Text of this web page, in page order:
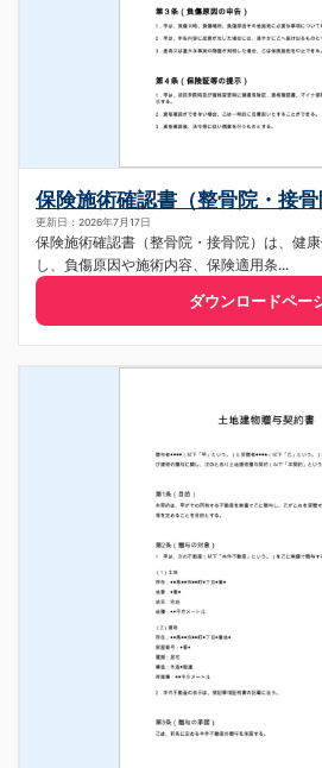
保険施術確認書（整骨院・接骨
更新日：2026年7月17日
保険施術確認書（整骨院・接骨院）は、健
し、負傷原因や施術内容、保険適用条...
ダウンロードペー